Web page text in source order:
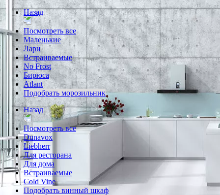
Назад
Посмотреть все
Маленькие
Лари
Встраиваемые
No Frost
Бирюса
Atlant
Подобрать морозильник
Назад
Посмотреть все
Dunavox
Liebherr
Для ресторана
Для дома
Встраиваемые
Cold Vine
Подобрать винный шкаф